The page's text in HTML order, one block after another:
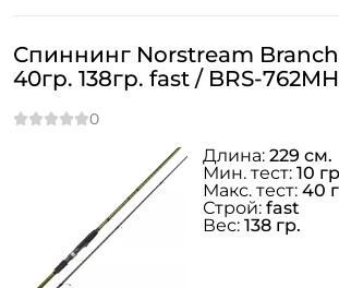
Спиннинг Norstream Branch
40гр. 138гр. fast / BRS-762MH
Длина: 229 см.
Мин. тест: 10
Макс. тест: 40
Строй: fast
Вес: 138 гр.